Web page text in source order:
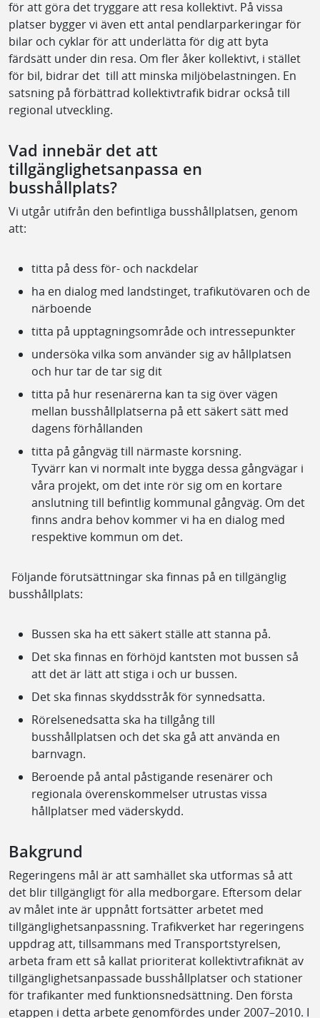
för att göra det tryggare att resa kollektivt. På vissa
platser bygger vi även ett antal pendlarparkeringar för
bilar och cyklar för att underlätta för dig att byta
färdsätt under din resa. Om fler åker kollektivt, i stället
för bil, bidrar det till att minska miljöbelastningen. En
satsning på förbättrad kollektivtrafik bidrar också till
regional utveckling.
Vad innebär det att
tillgänglighetsanpassa en
busshållplats?
Vi utgår utifrån den befintliga busshållplatsen, genom
att:
titta på dess för- och nackdelar
ha en dialog med landstinget, trafikutövaren och de
närboende
titta på upptagningsområde och intressepunkter
undersöka vilka som använder sig av hållplatsen
och hur tar de tar sig dit
titta på hur resenärerna kan ta sig över vägen
mellan busshållplatserna på ett säkert sätt med
dagens förhållanden
titta på gångväg till närmaste korsning.
Tyvärr kan vi normalt inte bygga dessa gångvägar i
våra projekt, om det inte rör sig om en kortare
anslutning till befintlig kommunal gångväg. Om det
finns andra behov kommer vi ha en dialog med
respektive kommun om det.
Följande förutsättningar ska finnas på en tillgänglig
busshållplats:
Bussen ska ha ett säkert ställe att stanna på.
Det ska finnas en förhöjd kantsten mot bussen så
att det är lätt att stiga i och ur bussen.
Det ska finnas skyddsstråk för synnedsatta.
Rörelsenedsatta ska ha tillgång till
busshållplatsen och det ska gå att använda en
barnvagn.
Beroende på antal påstigande resenärer och
regionala överenskommelser utrustas vissa
hållplatser med väderskydd.
Bakgrund
Regeringens mål är att samhället ska utformas så att
det blir tillgängligt för alla medborgare. Eftersom delar
av målet inte är uppnått fortsätter arbetet med
tillgänglighetsanpassning. Trafikverket har regeringens
uppdrag att, tillsammans med Transportstyrelsen,
arbeta fram ett så kallat prioriterat kollektivtrafiknät av
tillgänglighetsanpassade busshållplatser och stationer
för trafikanter med funktionsnedsättning. Den första
etappen i detta arbete genomfördes under 2007–2010. I